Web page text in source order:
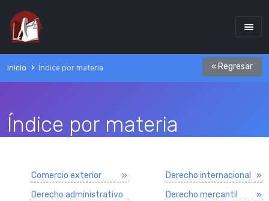
Inicio Índice por materia « Regresar
Índice por materia
Comercio exterior
»
Derecho administrativo
Derecho internacional
»
Derecho mercantil
»